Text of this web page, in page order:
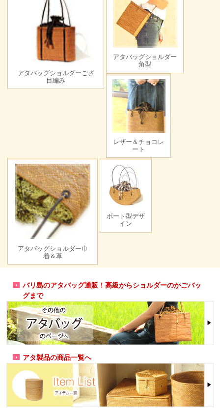
アタバッグショルダーござ
目編み
アタバッグショルダー
角型
レザー＆チョコレ
ート
アタバッグショルダー巾
着＆革
ボート型デザ
イン
バリ島のアタバッグ通販！高級からショルダーのかごバッ
グまで
アタ製品の商品一覧へ